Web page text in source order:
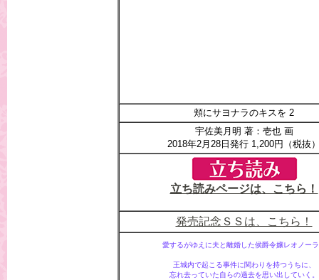
頬にサヨナラのキスを 2
宇佐美月明 著：壱也 画
2018年2月28日発行 1,200円（税抜
立ち読みページは、こちら！
発売記念ＳＳは、こちら！
愛するがゆえに夫と離婚した侯爵令嬢レオノー
王城内で起こる事件に関わりを持つうちに、
忘れ去っていた自らの過去を思い出していく。